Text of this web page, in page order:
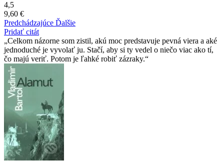
4,5
9,60 €
Predchádzajúce Ďalšie
Pridať citát
Celkom názorne som zistil, akú moc predstavuje pevná viera a aké
jednoduché je vyvolať ju. Stačí, aby si ty vedel o niečo viac ako tí,
čo majú veriť. Potom je ľahké robiť zázraky.